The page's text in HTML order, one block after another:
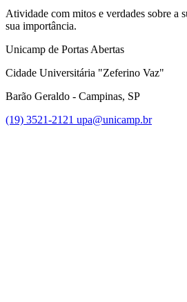
Atividade com mitos e verdades sobre a
sua importância.
Unicamp de Portas Abertas
Cidade Universitária "Zeferino Vaz"
Barão Geraldo - Campinas, SP
(19) 3521-2121 upa@unicamp.br